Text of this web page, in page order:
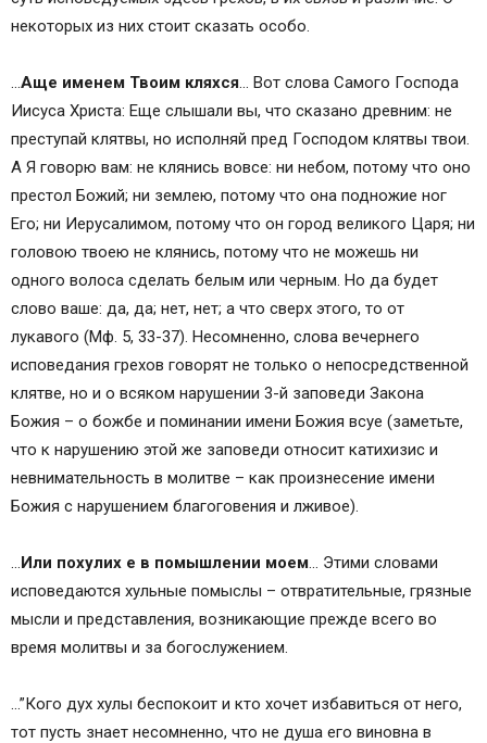
некоторых из них стоит сказать особо.
…Аще именем Твоим кляхся… Вот слова Самого Господа
Иисуса Христа: Еще слышали вы, что сказано древним: не
преступай клятвы, но исполняй пред Господом клятвы твои.
А Я говорю вам: не клянись вовсе: ни небом, потому что оно
престол Божий; ни землею, потому что она подножие ног
Его; ни Иерусалимом, потому что он город великого Царя; ни
головою твоею не клянись, потому что не можешь ни
одного волоса сделать белым или черным. Но да будет
слово ваше: да, да; нет, нет; а что сверх этого, то от
лукавого (Мф. 5, 33-37). Несомненно, слова вечернего
исповедания грехов говорят не только о непосредственной
клятве, но и о всяком нарушении 3-й заповеди Закона
Божия – о божбе и поминании имени Божия всуе (заметьте,
что к нарушению этой же заповеди относит катихизис и
невнимательность в молитве – как произнесение имени
Божия с нарушением благоговения и лживое).
…Или похулих е в помышлении моем… Этими словами
исповедаются хульные помыслы – отвратительные, грязные
мысли и представления, возникающие прежде всего во
время молитвы и за богослужением.
…”Кого дух хулы беспокоит и кто хочет избавиться от него,
тот пусть знает несомненно, что не душа его виновна в